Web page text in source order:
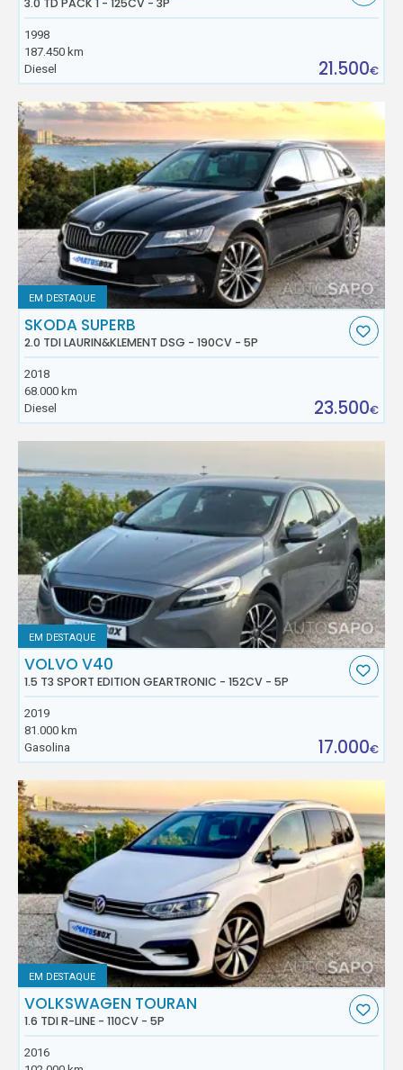
3.0 TD PACK 1 - 125CV - 3P
1998
187.450 km
Diesel
21.500€
EM DESTAQUE
SKODA SUPERB
2.0 TDI LAURIN&KLEMENT DSG - 190CV - 5P
2018
68.000 km
Diesel
23.500€
EM DESTAQUE
VOLVO V40
1.5 T3 SPORT EDITION GEARTRONIC - 152CV - 5P
2019
81.000 km
Gasolina
17.000€
EM DESTAQUE
VOLKSWAGEN TOURAN
1.6 TDI R-LINE - 110CV - 5P
2016